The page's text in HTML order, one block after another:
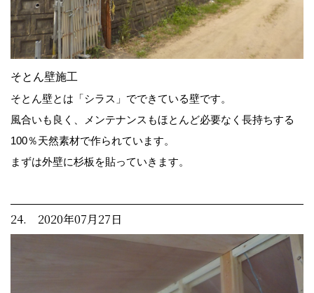
そとん壁施工
そとん壁とは「シラス」でできている壁です。
風合いも良く、メンテナンスもほとんど必要なく長持ちする
100％天然素材で作られています。
まずは外壁に杉板を貼っていきます。
24. 2020年07月27日